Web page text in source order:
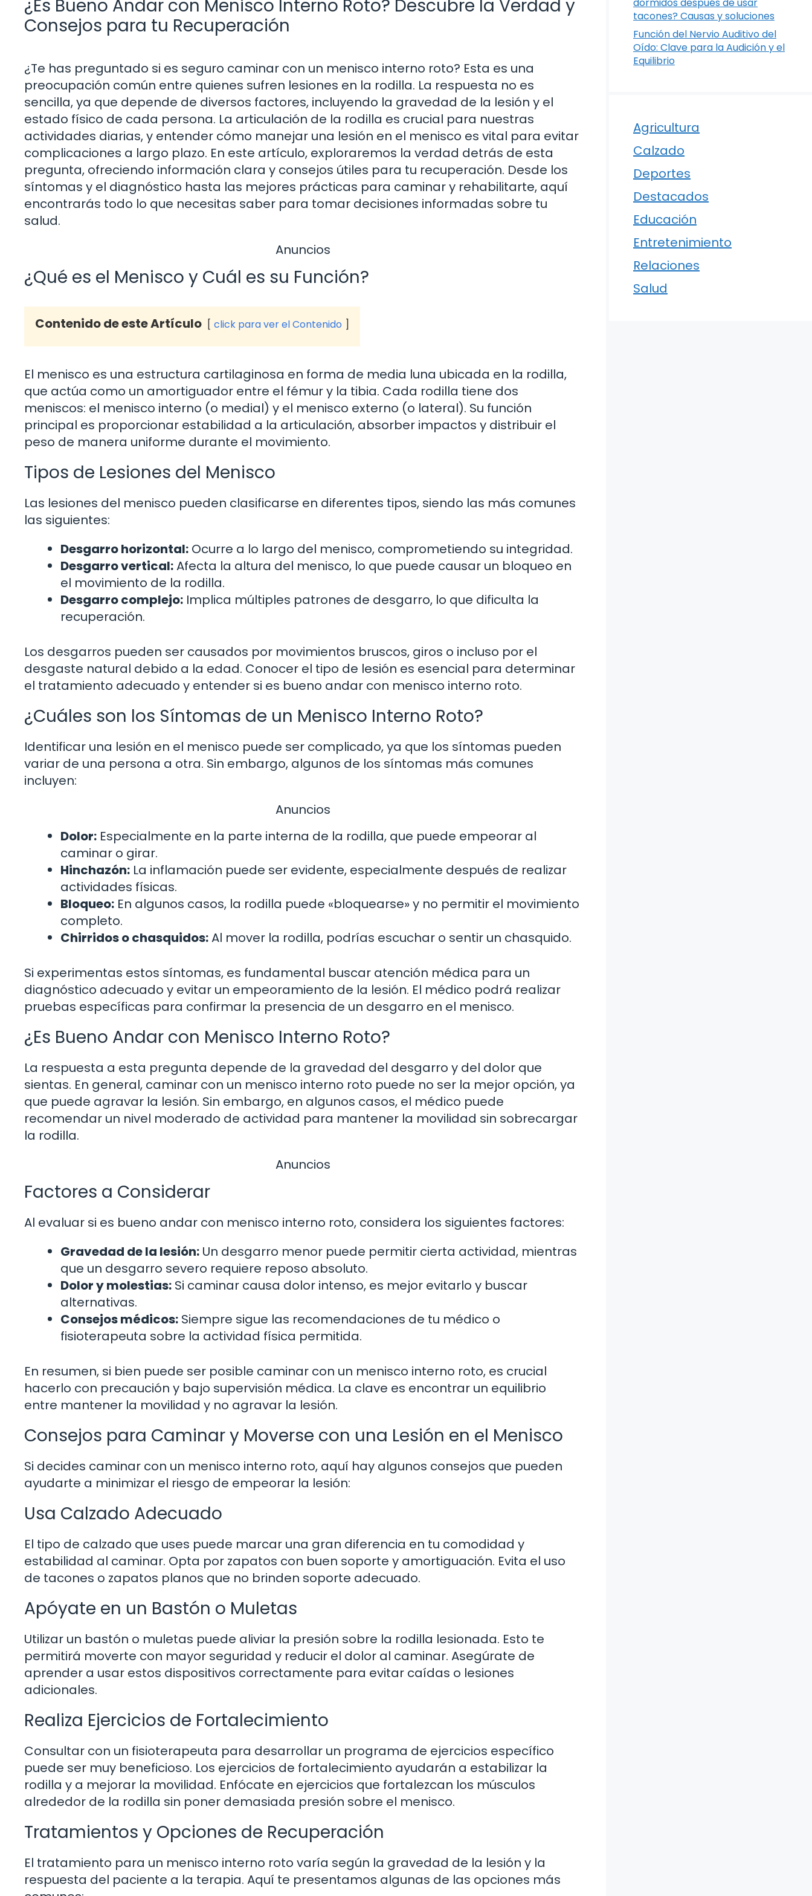
¿Es Bueno Andar con Menisco Interno Roto? Descubre la Verdad y
Consejos para tu Recuperación
¿Te has preguntado si es seguro caminar con un menisco interno roto? Esta es una
preocupación común entre quienes sufren lesiones en la rodilla. La respuesta no es
sencilla, ya que depende de diversos factores, incluyendo la gravedad de la lesión y el
estado físico de cada persona. La articulación de la rodilla es crucial para nuestras
actividades diarias, y entender cómo manejar una lesión en el menisco es vital para evitar
complicaciones a largo plazo. En este artículo, exploraremos la verdad detrás de esta
pregunta, ofreciendo información clara y consejos útiles para tu recuperación. Desde los
síntomas y el diagnóstico hasta las mejores prácticas para caminar y rehabilitarte, aquí
encontrarás todo lo que necesitas saber para tomar decisiones informadas sobre tu
salud.
Anuncios
¿Qué es el Menisco y Cuál es su Función?
Contenido de este Artículo click para ver el Contenido
El menisco es una estructura cartilaginosa en forma de media luna ubicada en la rodilla,
que actúa como un amortiguador entre el fémur y la tibia. Cada rodilla tiene dos
meniscos: el menisco interno (o medial) y el menisco externo (o lateral). Su función
principal es proporcionar estabilidad a la articulación, absorber impactos y distribuir el
peso de manera uniforme durante el movimiento.
Tipos de Lesiones del Menisco
Las lesiones del menisco pueden clasificarse en diferentes tipos, siendo las más comunes
las siguientes:
Desgarro horizontal: Ocurre a lo largo del menisco, comprometiendo su integridad.
Desgarro vertical:Afecta la altura del menisco, lo que puede causar un bloqueo en
el movimiento de la rodilla.
Desgarro complejo: Implica múltiples patrones de desgarro, lo que dificulta la
recuperación.
Los desgarros pueden ser causados por movimientos bruscos, giros o incluso por el
desgaste natural debido a la edad. Conocer el tipo de lesión es esencial para determinar
el tratamiento adecuado y entender si es bueno andar con menisco interno roto.
¿Cuáles son los Síntomas de un Menisco Interno Roto?
Identificar una lesión en el menisco puede ser complicado, ya que los síntomas pueden
variar de una persona a otra. Sin embargo, algunos de los síntomas más comunes
incluyen:
Anuncios
Dolor: Especialmente en la parte interna de la rodilla, que puede empeorar al
caminar o girar.
Hinchazón: La inflamación puede ser evidente, especialmente después de realizar
actividades físicas.
Bloqueo: En algunos casos, la rodilla puede «bloquearse» y no permitir el movimiento
completo.
Chirridos o chasquidos:Al mover la rodilla, podrías escuchar o sentir un chasquido.
Si experimentas estos síntomas, es fundamental buscar atención médica para un
diagnóstico adecuado y evitar un empeoramiento de la lesión. El médico podrá realizar
pruebas específicas para confirmar la presencia de un desgarro en el menisco.
¿Es Bueno Andar con Menisco Interno Roto?
La respuesta a esta pregunta depende de la gravedad del desgarro y del dolor que
sientas. En general, caminar con un menisco interno roto puede no ser la mejor opción, ya
que puede agravar la lesión. Sin embargo, en algunos casos, el médico puede
recomendar un nivel moderado de actividad para mantener la movilidad sin sobrecargar
la rodilla.
Anuncios
Factores a Considerar
Al evaluar si es bueno andar con menisco interno roto, considera los siguientes factores:
Gravedad de la lesión: Un desgarro menor puede permitir cierta actividad, mientras
que un desgarro severo requiere reposo absoluto.
Dolor y molestias: Si caminar causa dolor intenso, es mejor evitarlo y buscar
alternativas.
Consejos médicos: Siempre sigue las recomendaciones de tu médico o
fisioterapeuta sobre la actividad física permitida.
En resumen, si bien puede ser posible caminar con un menisco interno roto, es crucial
hacerlo con precaución y bajo supervisión médica. La clave es encontrar un equilibrio
entre mantener la movilidad y no agravar la lesión.
Consejos para Caminar y Moverse con una Lesión en el Menisco
Si decides caminar con un menisco interno roto, aquí hay algunos consejos que pueden
ayudarte a minimizar el riesgo de empeorar la lesión:
Usa Calzado Adecuado
El tipo de calzado que uses puede marcar una gran diferencia en tu comodidad y
estabilidad al caminar. Opta por zapatos con buen soporte y amortiguación. Evita el uso
de tacones o zapatos planos que no brinden soporte adecuado.
Apóyate en un Bastón o Muletas
Utilizar un bastón o muletas puede aliviar la presión sobre la rodilla lesionada. Esto te
permitirá moverte con mayor seguridad y reducir el dolor al caminar. Asegúrate de
aprender a usar estos dispositivos correctamente para evitar caídas o lesiones
adicionales.
Realiza Ejercicios de Fortalecimiento
Consultar con un fisioterapeuta para desarrollar un programa de ejercicios específico
puede ser muy beneficioso. Los ejercicios de fortalecimiento ayudarán a estabilizar la
rodilla y a mejorar la movilidad. Enfócate en ejercicios que fortalezcan los músculos
alrededor de la rodilla sin poner demasiada presión sobre el menisco.
Tratamientos y Opciones de Recuperación
El tratamiento para un menisco interno roto varía según la gravedad de la lesión y la
respuesta del paciente a la terapia. Aquí te presentamos algunas de las opciones más
tacones? Causas y soluciones
Función del Nervio Auditivo del
Oído: Clave para la Audición y el
Equilibrio
Agricultura
Calzado
Deportes
Destacados
Educación
Entretenimiento
Relaciones
Salud